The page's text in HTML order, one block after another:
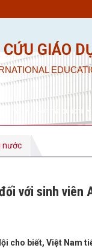
GIÁO
TẠO HỢP TÁC QUỐC TẾ
nước
với sinh viên
cho biết, Việt Nam